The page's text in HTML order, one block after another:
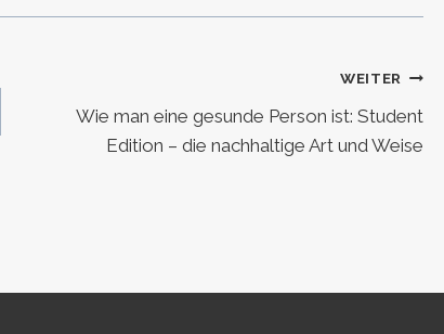
WEITER
Wie man eine gesunde Person ist: Student
Edition – die nachhaltige Art und Weise